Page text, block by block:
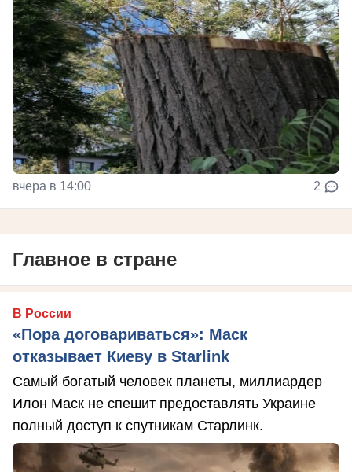
вчера в 14:00 2
Главное в стране
В России
«Пора договариваться»: Маск
отказывает Киеву в Starlink
Самый богатый человек планеты, миллиардер
Илон Маск не спешит предоставлять Украине
полный доступ к спутникам Старлинк.